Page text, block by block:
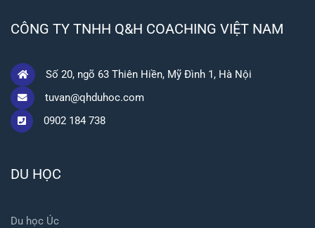
CÔNG TY TNHH Q&H COACHING VIỆT NAM
Số 20, ngõ 63 Thiên Hiền, Mỹ Đình 1, Hà Nội
tuvan@qhduhoc.com
0902 184 738
DU HỌC
Du học Úc